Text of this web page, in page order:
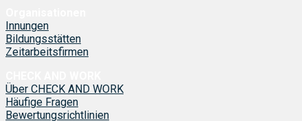
Innungen
Bildungsstätten
Zeitarbeitsfirmen
Über CHECK AND WORK
Häufige Fragen
Bewertungsrichtlinien